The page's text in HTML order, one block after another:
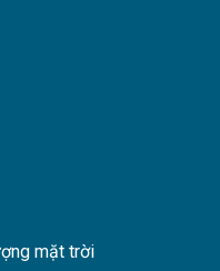
mặt trời